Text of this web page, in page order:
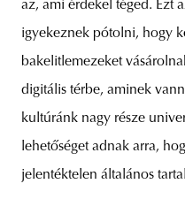
az, ami érdekel téged. Ezt
igyekeznek pótolni, hogy
bakelitlemezeket
digitális térbe, aminek
kultúránk nagy része
lehetőséget adnak arra,
jelentéktelen általános